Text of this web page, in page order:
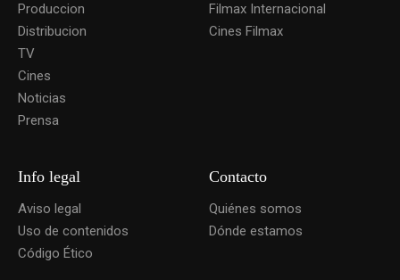
Produccion
Distribucion
TV
Cines
Noticias
Prensa
Filmax Internacional
Cines Filmax
Info legal
Aviso legal
Uso de contenidos
Código Ético
Contacto
Quiénes somos
Dónde estamos